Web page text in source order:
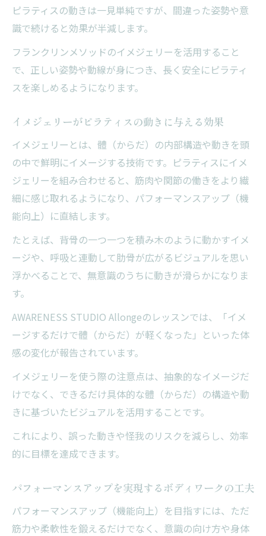
ピラティスの動きは一見単純ですが、間違った姿勢や意
識で続けると効果が半減します。
フランクリンメソッドのイメジェリーを活用すること
で、正しい姿勢や動線が身につき、長く安全にピラティ
スを楽しめるようになります。
イメジェリーがピラティスの動きに与える効果
イメジェリーとは、體（からだ）の内部構造や動きを頭
の中で鮮明にイメージする技術です。ピラティスにイメ
ジェリーを組み合わせると、筋肉や関節の働きをより繊
細に感じ取れるようになり、パフォーマンスアップ（機
能向上）に直結します。
たとえば、背骨の一つ一つを積み木のように動かすイメ
ージや、呼吸と連動して肋骨が広がるビジュアルを思い
浮かべることで、無意識のうちに動きが滑らかになりま
す。
AWARENESS STUDIO Allongeのレッスンでは、「イメ
ージするだけで體（からだ）が軽くなった」といった体
感の変化が報告されています。
イメジェリーを使う際の注意点は、抽象的なイメージだ
けでなく、できるだけ具体的な體（からだ）の構造や動
きに基づいたビジュアルを活用することです。
これにより、誤った動きや怪我のリスクを減らし、効率
的に目標を達成できます。
パフォーマンスアップを実現するボディワークの工夫
パフォーマンスアップ（機能向上）を目指すには、ただ
筋力や柔軟性を鍛えるだけでなく、意識の向け方や身体